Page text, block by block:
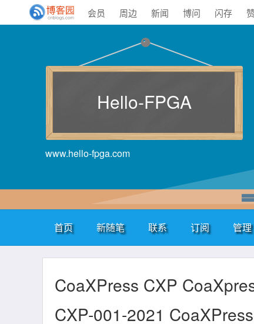
会员 周边 新闻 博问 闪存
Hello-FPGA
www.hello-fpga.com
首页 新随笔 联系 订阅 管理
CoaXPress CXP
CXP-001-2021